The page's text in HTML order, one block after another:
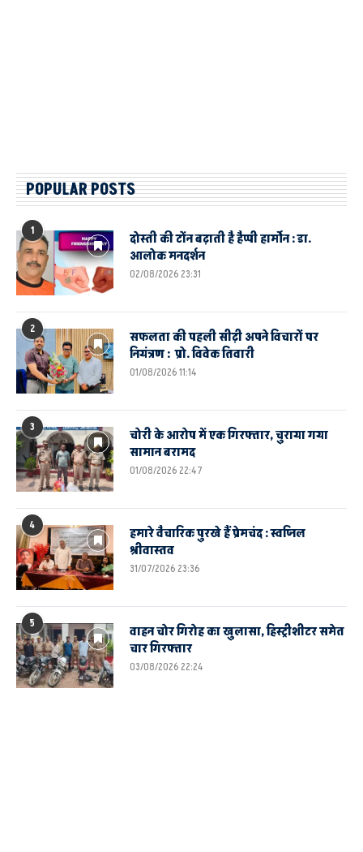
POPULAR POSTS
1
दोस्ती की टोंन बढ़ाती है हैप्पी हार्मोन : डा.
आलोक मनदर्शन
02/08/2026 23:31
2
सफलता की पहली सीढ़ी अपने विचारों पर
नियंत्रण : प्रो. विवेक तिवारी
01/08/2026 11:14
3
चोरी के आरोप में एक गिरफ्तार, चुराया गया
सामान बरामद
01/08/2026 22:47
4
हमारे वैचारिक पुरखे हैं प्रेमचंद : स्वप्निल
श्रीवास्तव
31/07/2026 23:36
5
वाहन चोर गिरोह का खुलासा, हिस्ट्रीशीटर समेत
चार गिरफ्तार
03/08/2026 22:24